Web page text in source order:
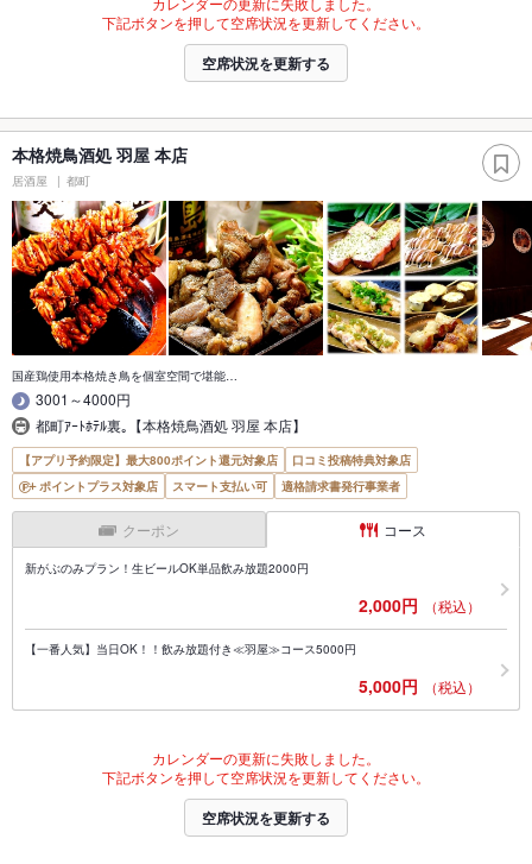
下記ボタンを押して空席状況を更新してください。
空席状況を更新する
本格焼鳥酒処 羽屋 本店
居酒屋 都町
国産鶏使用本格焼き鳥を個室空間で堪能…
3001～4000円
都町ｱｰﾄﾎﾃﾙ裏｡【本格焼鳥酒処 羽屋 本店】
【アプリ予約限定】最大800ポイント還元対象店
口コミ投稿特典対象店
ポイントプラス対象店
スマート支払い可 適格請求書発行事業者
クーポン コース
新がぶのみプラン！生ビールOK単品飲み放題2000円
2,000円 （税込）
【一番人気】当日OK！！飲み放題付き≪羽屋≫コース5000円
5,000円 （税込）
カレンダーの更新に失敗しました。
下記ボタンを押して空席状況を更新してください。
空席状況を更新する